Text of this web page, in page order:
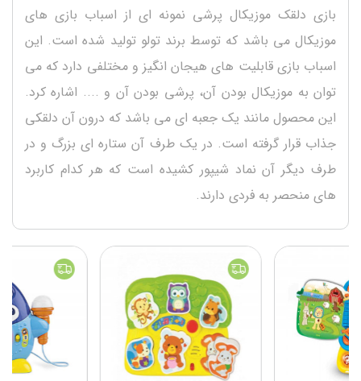
بازی دلقک موزیکال پرشی نمونه ای از اسباب بازی های
موزیکال می باشد که توسط برند تولو تولید شده است. این
اسباب بازی قابلیت های هیجان انگیز و مختلفی دارد که می
توان به موزیکال بودن آن، پرشی بودن آن و .... اشاره کرد.
این محصول مانند یک جعبه ای می باشد که درون آن دلقکی
جذاب قرار گرفته است. در یک طرف آن ستاره ای بزرگ و در
طرف دیگر آن نماد شیپور کشیده است که هر کدام کاربرد
های منحصر به فردی دارند.